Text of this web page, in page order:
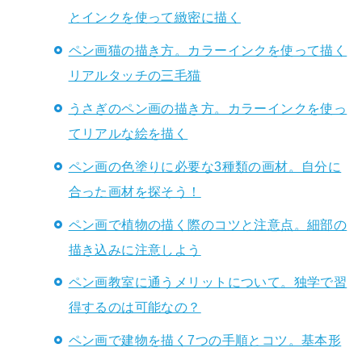
とインクを使って緻密に描く
ペン画猫の描き方。カラーインクを使って描く
リアルタッチの三毛猫
うさぎのペン画の描き方。カラーインクを使っ
てリアルな絵を描く
ペン画の色塗りに必要な3種類の画材。自分に
合った画材を探そう！
ペン画で植物の描く際のコツと注意点。細部の
描き込みに注意しよう
ペン画教室に通うメリットについて。独学で習
得するのは可能なの？
ペン画で建物を描く7つの手順とコツ。基本形